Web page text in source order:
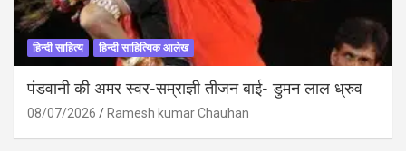
हिन्दी साहित्य हिन्दी साहित्यिक आलेख
पंडवानी की अमर स्वर-सम्राज्ञी तीजन बाई- डुमन लाल ध्रुव
08/07/2026 Ramesh kumar Chauhan